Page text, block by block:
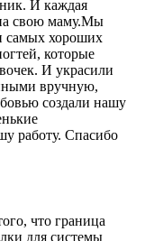
И каждая
свою маму.Мы
самых хороших
которые
И украсили
вручную,
создали нашу
работу. Спасибо
что граница
для системы